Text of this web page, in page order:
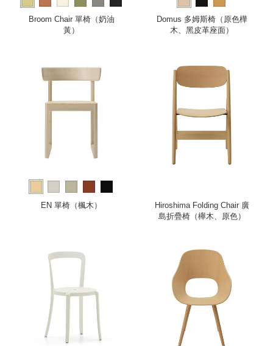
more
Broom Chair 單椅（奶油
黃）
Domus 多姆斯椅（原色樺
木、黑皮革座面）
EN 單椅（楓木）
Hiroshima Folding Chair 廣
島折疊椅（櫸木、原色）